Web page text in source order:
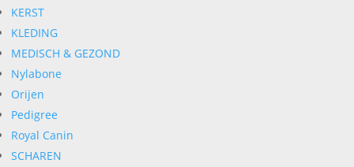
KERST
KLEDING
MEDISCH & GEZOND
Nylabone
Orijen
Pedigree
Royal Canin
SCHAREN